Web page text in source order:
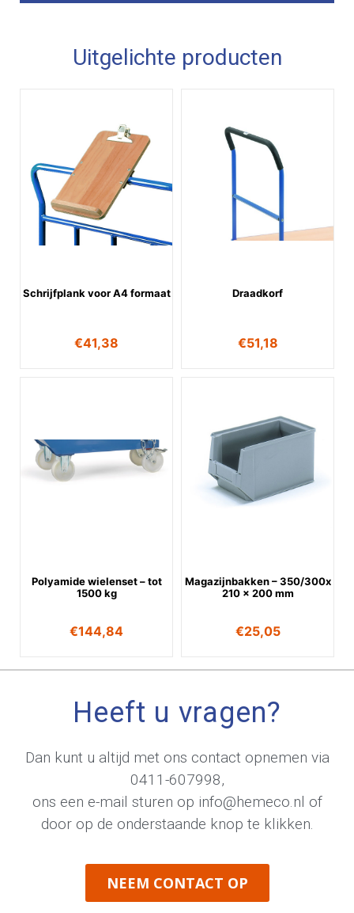
Uitgelichte producten
Schrijfplank voor A4 formaat
€41,38
Draadkorf
€51,18
Polyamide wielenset – tot
1500 kg
€144,84
Magazijnbakken – 350/300x
210 x 200 mm
€25,05
Heeft u vragen?
Dan kunt u altijd met ons contact opnemen via
0411-607998,
ons een e-mail sturen op info@hemeco.nl of
door op de onderstaande knop te klikken.
NEEM CONTACT OP